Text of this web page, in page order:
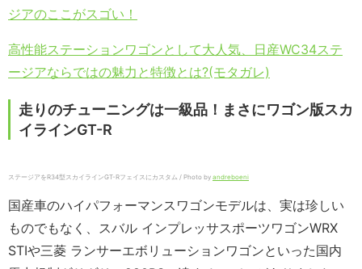
ジアのここがスゴい！
高性能ステーションワゴンとして大人気、日産WC34ステ
ージアならではの魅力と特徴とは?(モタガレ)
走りのチューニングは一級品！まさにワゴン版スカ
イラインGT-R
ステージアをR34型スカイラインGT-Rフェイスにカスタム / Photo by andreboeni
国産車のハイパフォーマンスワゴンモデルは、実は珍しい
ものでもなく、スバル インプレッサスポーツワゴンWRX
STIや三菱 ランサーエボリューションワゴンといった国内